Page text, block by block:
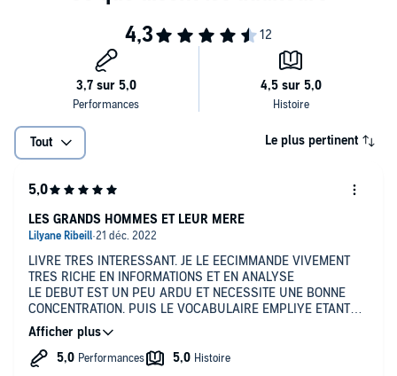
Tout Le plus pertinent
LIVRE TRES INTERESSANT. JE LE EECIMMANDE VIVEMENT
TRES RICHE EN INFORMATIONS ET EN ANALYSE
LE DEBUT EST UN PEU ARDU ET NECESSITE UNE BONNE
CONCENTRATION. PUIS LE VOCABULAIRE EMPLIYE ETANT
PLUS ACCESSIBLE C EST UN VRAI PLAISIR
J AI DECIUVERT CET TE. ECRIVAINE ET ESPERE QU ELLE A
DAUTRES TIRRES A PROPOSER BRAVO A ELLE POUR CET
LES GRANDS HOMMES ET LEUR MERE